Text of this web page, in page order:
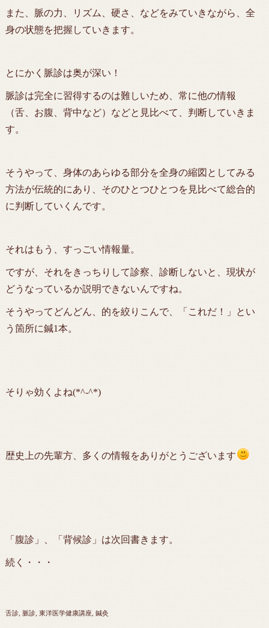
また、脈の力、リズム、硬さ、などをみていきながら、全
身の状態を把握していきます。
とにかく脈診は奥が深い！
脈診は完全に習得するのは難しいため、常に他の情報
（舌、お腹、背中など）などと見比べて、判断していきま
す。
そうやって、身体のあらゆる部分を全身の縮図としてみる
方法が伝統的にあり、そのひとつひとつを見比べて総合的
に判断していくんです。
それはもう、すっごい情報量。
ですが、それをきっちりして診察、診断しないと、現状が
どうなっているか説明できないんですね。
そうやってどんどん、的を絞りこんで、「これだ！」とい
う箇所に鍼1本。
そりゃ効くよね(*^-^*)
歴史上の先輩方、多くの情報をありがとうございます
「腹診」、「背候診」は次回書きます。
続く・・・
舌診 脈診 東洋医学健康講座 鍼灸